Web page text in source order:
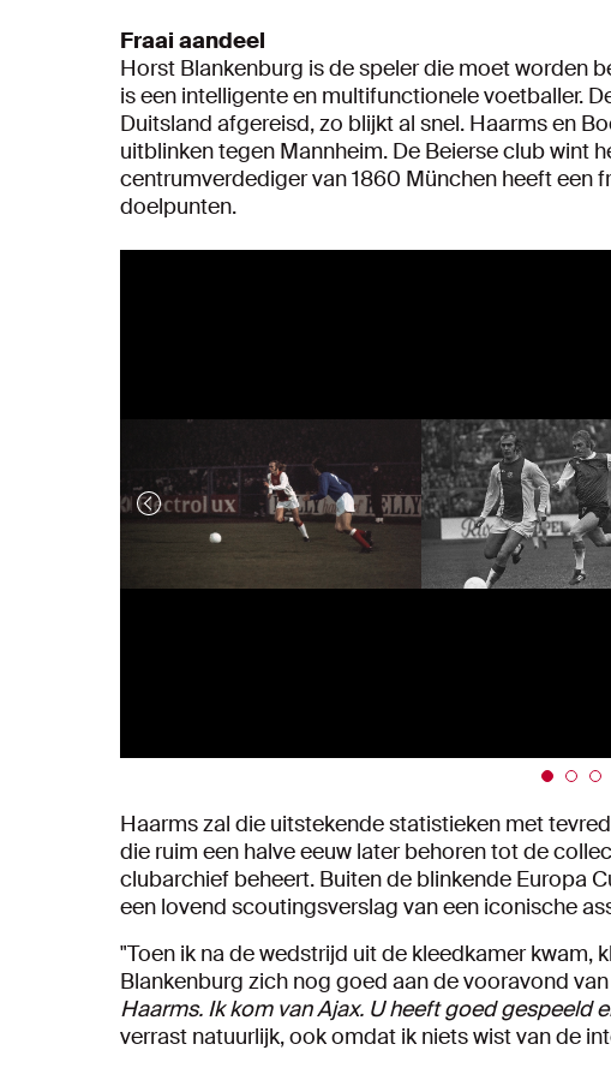
Fraai aandeel
Horst Blankenburg is de speler die moet worden
is een intelligente en multifunctionele voetballer.
Duitsland afgereisd, zo blijkt al snel. Haarms en
uitblinken tegen Mannheim. De Beierse club wint
centrumverdediger van 1860 München heeft een
doelpunten.
Haarms zal die uitstekende statistieken met
die ruim een halve eeuw later behoren tot de
clubarchief beheert. Buiten de blinkende Europa
een lovend scoutingsverslag van een iconische
"Toen ik na de wedstrijd uit de kleedkamer
Blankenburg zich nog goed aan de vooravond
Haarms. Ik kom van Ajax. U heeft goed gespeeld
verrast natuurlijk, ook omdat ik niets wist van de